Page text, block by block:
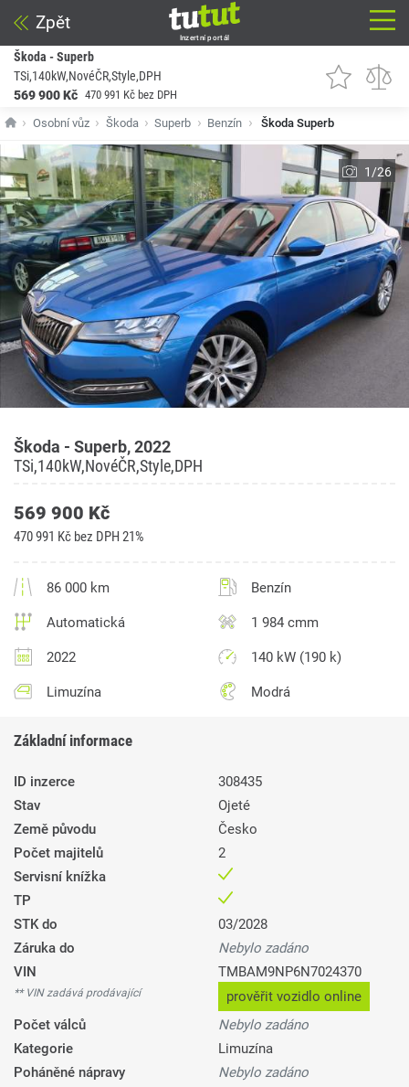
Zpět
Inzertní portál
Škoda - Superb
TSi,140kW,NovéČR,Style,DPH
569 900 Kč 470 991 Kč bez DPH
Osobní vůz Škoda Superb Benzín Škoda Superb
1/26
Škoda - Superb, 2022
TSi,140kW,NovéČR,Style,DPH
569 900 Kč
470 991 Kč bez DPH 21%
86 000 km Benzín
Automatická 1 984 cmm
2022 140 kW (190 k)
Limuzína Modrá
Základní informace
ID inzerce
308435
Stav
Ojeté
Země původu
Česko
Počet majitelů
2
Servisní knížka
TP
STK do
03/2028
Záruka do
Nebylo zadáno
VIN
** VIN zadává prodávající
TMBAM9NP6N7024370
prověřit vozidlo online
Počet válců
Nebylo zadáno
Kategorie
Limuzína
Poháněné nápravy
Nebylo zadáno